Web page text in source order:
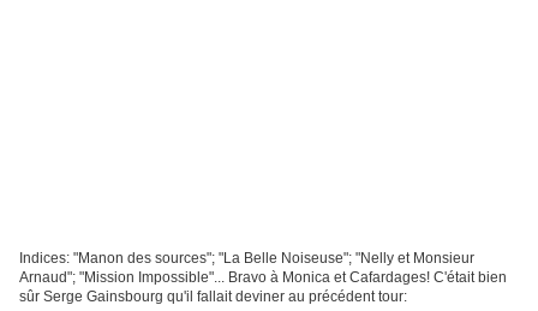
Indices: "Manon des sources"; "La Belle Noiseuse"; "Nelly et Monsieur
Arnaud"; "Mission Impossible"... Bravo à Monica et Cafardages! C'était bien
sûr Serge Gainsbourg qu'il fallait deviner au précédent tour: